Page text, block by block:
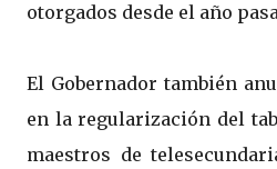
otorgados desde el año
El Gobernador también
en la regularización del
maestros de